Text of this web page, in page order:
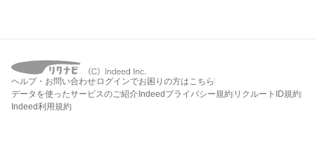
ヘルプ・お問い合わせ ログインでお困りの方はこちら
データを使ったサービスのご紹介 Indeedプライバシー規約 リクルートID規約
Indeed利用規約